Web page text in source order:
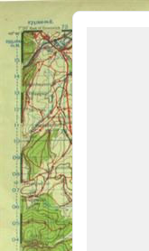
Bienvenue